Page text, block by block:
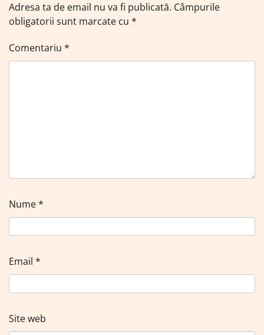
Adresa ta de email nu va fi publicată. Câmpurile
obligatorii sunt marcate cu *
Comentariu *
Nume*
Email *
Site web